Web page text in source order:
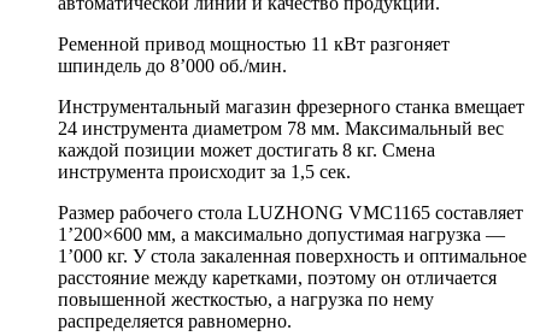
Ременной привод мощностью 11 кВт разгоняет
шпиндель до 8’000 об./мин.
Инструментальный магазин фрезерного станка вмещает
24 инструмента диаметром 78 мм. Максимальный вес
каждой позиции может достигать 8 кг. Смена
инструмента происходит за 1,5 сек.
Размер рабочего стола LUZHONG VMC1165 составляет
1’200×600 мм, а максимально допустимая нагрузка —
1’000 кг. У стола закаленная поверхность и оптимальное
расстояние между каретками, поэтому он отличается
повышенной жесткостью, а нагрузка по нему
распределяется равномерно.